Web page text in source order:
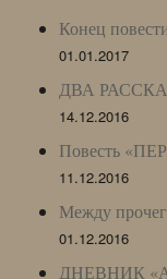
Конец
01.01.2017
ДВА
14.12.2016
Повесть
11.12.2016
Между
01.12.2016
ДНЕВНИК